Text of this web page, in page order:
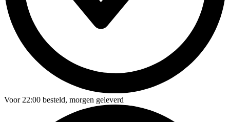
Voor22:00 besteld, morgen geleverd